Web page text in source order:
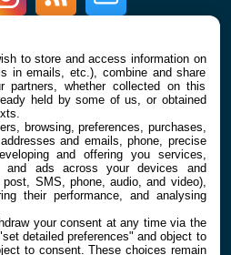
À PROPOS
La rédaction
Contact
to store and access information on
in emails, etc.), combine and share
partners, whether collected on this
held by some of us, or obtained
browsing, preferences, purchases,
and emails, phone, precise
and offering you services,
and ads across your devices and
SMS, phone, audio, and video),
their performance, and analysing
your consent at any time via the
detailed preferences" and object to
to consent. These choices remain